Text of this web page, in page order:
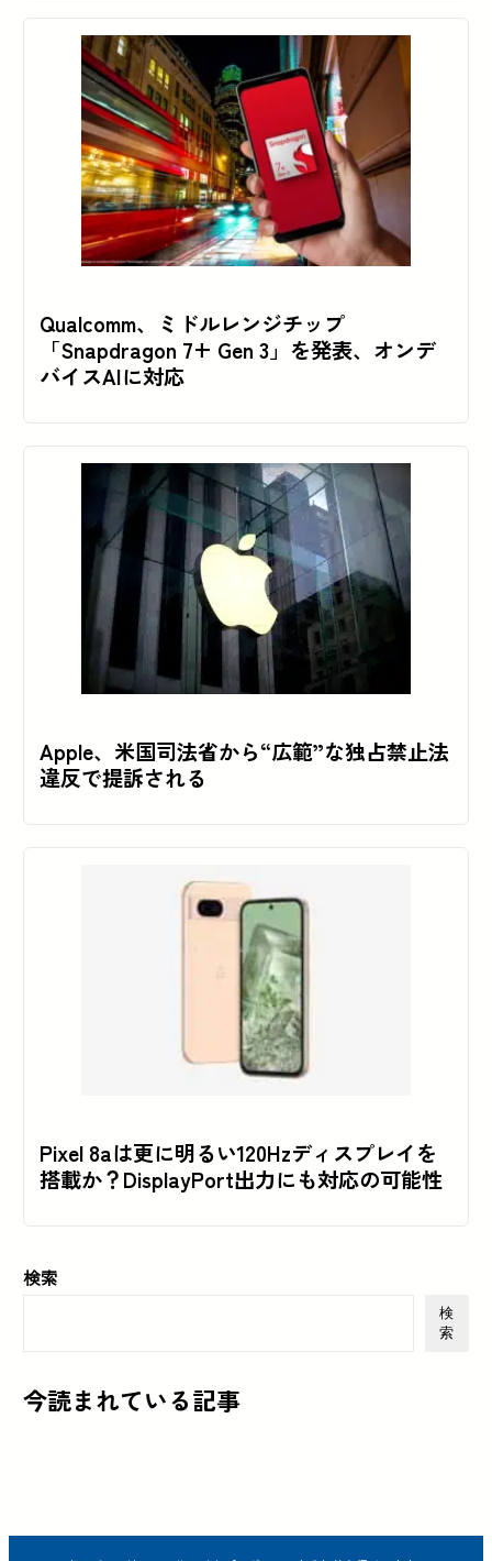
Qualcomm、ミドルレンジチップ
「Snapdragon 7+ Gen 3」を発表、オンデ
バイスAIに対応
Apple、米国司法省から“広範”な独占禁止法
違反で提訴される
Pixel 8aは更に明るい120Hzディスプレイを
搭載か？DisplayPort出力にも対応の可能性
検索
検
索
今読まれている記事